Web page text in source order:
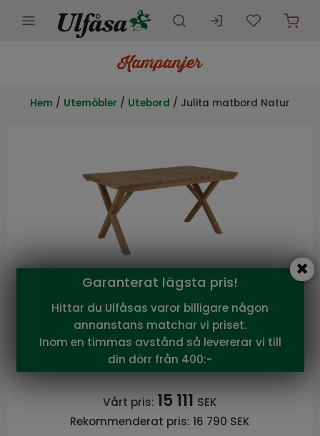
Innemöbler
Presentkort
Kampanjer
Hem / Utemöbler / Utebord / Julita matbord Natur
Brafab
Julita matbord Natur
Julita serie från Brafab
Vårt pris: 15 111 SEK
Rekommenderat pris: 16 790 SEK
Garanterat lägsta pris!
Hittar du Ulfåsas varor billigare någon
annanstans matchar vi priset.
Inom en timmas avstånd så levererar vi till
din dörr från 400:-